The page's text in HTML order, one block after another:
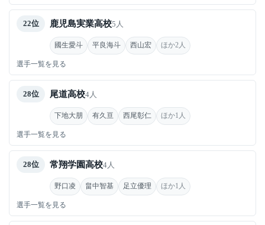
22位 鹿児島実業高校5人
國生愛斗 平良海斗 西山宏 ほか2人
選手一覧を見る
28位 尾道高校4人
下地大朋 有久亘 西尾彰仁 ほか1人
選手一覧を見る
28位 常翔学園高校4人
野口凌 畠中智基 足立優理 ほか1人
選手一覧を見る